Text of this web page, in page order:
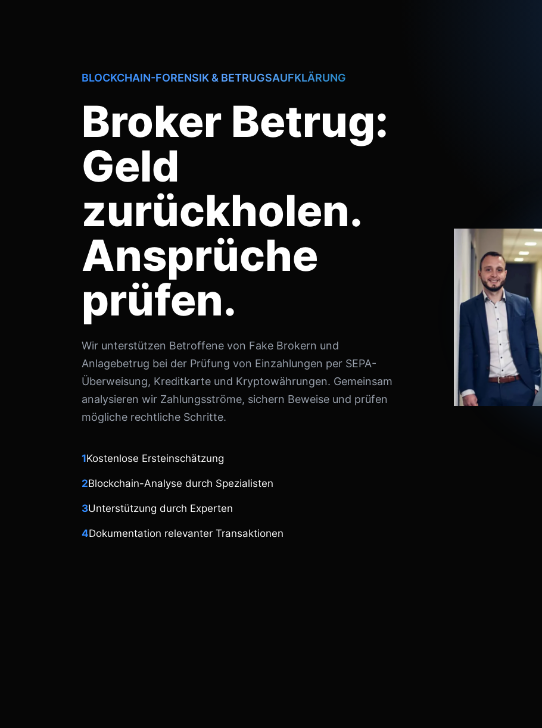
BLOCKCHAIN-FORENSIK & BETRUGSAUFKLÄRUNG
Broker Betrug:
Geld
zurückholen.
Ansprüche
prüfen.
Wir unterstützen Betroffene von Fake Brokern und
Anlagebetrug bei der Prüfung von Einzahlungen per SEPA-
Überweisung, Kreditkarte und Kryptowährungen. Gemeinsam
analysieren wir Zahlungsströme, sichern Beweise und prüfen
mögliche rechtliche Schritte.
1Kostenlose Ersteinschätzung
2Blockchain-Analyse durch Spezialisten
3Unterstützung durch Experten
4Dokumentation relevanter Transaktionen